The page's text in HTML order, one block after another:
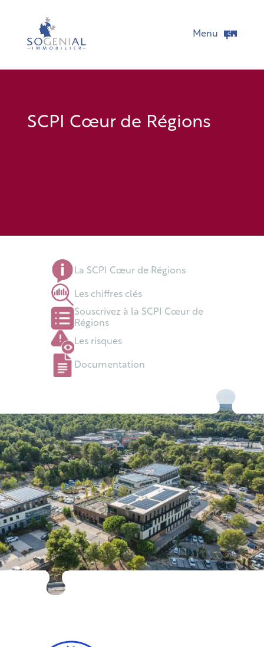
Menu
SCPI Cœur de Régions
La SCPI Cœur de Régions
Les chiffres clés
Souscrivez à la SCPI Cœur de
Régions
Les risques
Documentation